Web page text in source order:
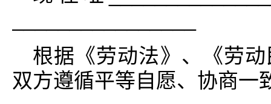
根据《劳动法》、《劳
双方遵循平等自愿、协商一